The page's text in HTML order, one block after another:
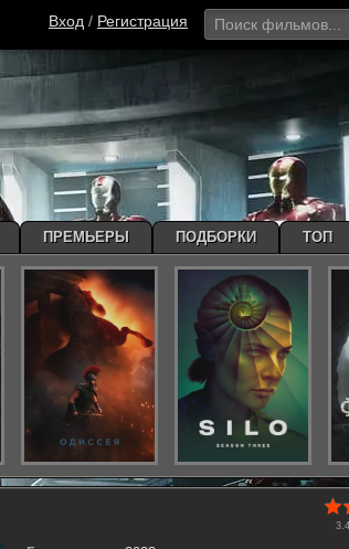
Вход / Регистрация
ПРЕМЬЕРЫ ПОДБОРКИ ТОП